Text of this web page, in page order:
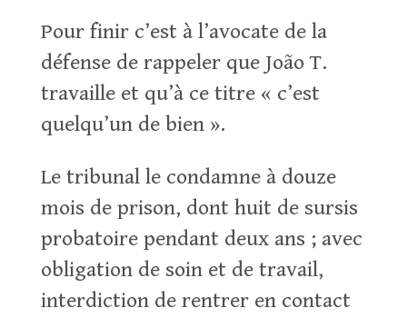
Pour finir c’est à l’avocate de la
défense de rappeler que João T.
travaille et qu’à ce titre « c’est
quelqu’un de bien ».
Le tribunal le condamne à douze
mois de prison, dont huit de sursis
probatoire pendant deux ans ; avec
obligation de soin et de travail,
interdiction de rentrer en contact